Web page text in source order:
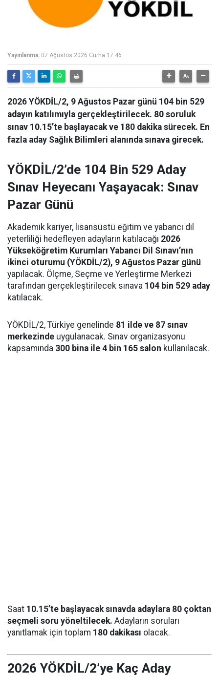
Yayınlanma: 07 Ağustos 2026 Cuma 17:46
2026 YÖKDİL/2, 9 Ağustos Pazar günü 104 bin 529
adayın katılımıyla gerçekleştirilecek. 80 soruluk
sınav 10.15’te başlayacak ve 180 dakika sürecek. En
fazla aday Sağlık Bilimleri alanında sınava girecek.
YÖKDİL/2’de 104 Bin 529 Aday
Sınav Heyecanı Yaşayacak: Sınav
Pazar Günü
Akademik kariyer, lisansüstü eğitim ve yabancı dil
yeterliliği hedefleyen adayların katılacağı 2026
Yükseköğretim Kurumları Yabancı Dil Sınavı’nın
ikinci oturumu (YÖKDİL/2), 9 Ağustos Pazar günü
yapılacak. Ölçme, Seçme ve Yerleştirme Merkezi
tarafından gerçekleştirilecek sınava 104 bin 529 aday
katılacak.
YÖKDİL/2, Türkiye genelinde 81 ilde ve 87 sınav
merkezinde uygulanacak. Sınav organizasyonu
kapsamında 300 bina ile 4 bin 165 salon kullanılacak.
Saat 10.15’te başlayacak sınavda adaylara 80 çoktan
seçmeli soru yöneltilecek. Adayların soruları
yanıtlamak için toplam 180 dakikası olacak.
2026 YÖKDİL/2’ye Kaç Aday